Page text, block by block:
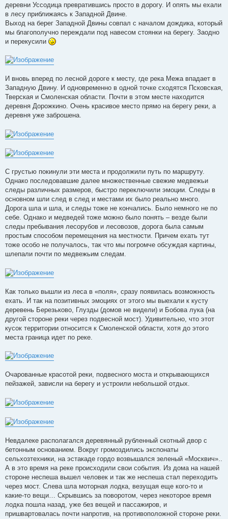
деревни Уссодица превратившись просто в дорогу. И опять мы ехали
в лесу приближаясь к Западной Двине.
Выход на берег Западной Двины совпал с началом дождика, который
мы благополучно переждали под навесом стоянки на берегу. Заодно
и перекусили
И вновь вперед по лесной дороге к месту, где река Межа впадает в
Западную Двину. И одновременно в одной точке сходятся Псковская,
Тверская и Смоленская области. Почти в этом месте находится
деревня Дорожкино. Очень красивое место прямо на берегу реки, а
деревня уже заброшена.
С грустью покинули эти места и продолжили путь по маршруту.
Однако последовавшие далее множественные свежие медвежьи
следы различных размеров, быстро переключили эмоции. Следы в
основном шли след в след и местами их было реально много.
Дорога шла и шла, и следы тоже не кончались. Было немного не по
себе. Однако и медведей тоже можно было понять – везде были
следы пребывания лесорубов и лесовозов, дорога была самым
простым способом перемещения на местности. Причем ехать тут
тоже особо не получалось, так что мы погромче обсуждая картины,
шлепали почти по медвежьим следам.
Как только вышли из леса в «поля», сразу появилась возможность
ехать. И так на позитивных эмоциях от этого мы выехали к кусту
деревень Березьково, Глузды (домов не видели) и Бобова лука (на
другой стороне реки через подвесной мост). Удивительно, что этот
кусок территории относится к Смоленской области, хотя до этого
места граница идет по реке.
Очарованные красотой реки, подвесного моста и открывающихся
пейзажей, зависли на берегу и устроили небольшой отдых.
Невдалеке располагался деревянный рубленный скотный двор с
бетонным основанием. Вокруг громоздились экспонаты
сельхозтехники, на эстакаде гордо возвышался зеленый «Москвич»..
А в это время на реке происходили свои события. Из дома на нашей
стороне неспеша вышел человек и так же неспеша стал переходить
через мост. Слева шла моторная лодка, везущая еще кого-то и
какие-то вещи… Скрывшись за поворотом, через некоторое время
лодка пошла назад, уже без вещей и пассажиров, и
пришвартовалась почти напротив, на противоположной стороне реки.